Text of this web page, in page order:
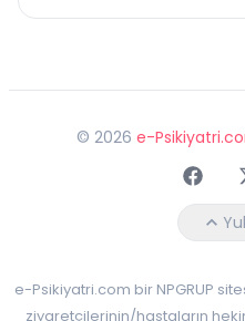
© 2026 e-
e-Psikiyatri.com bir NPGRUP
ziyaretçilerinin/hastaların